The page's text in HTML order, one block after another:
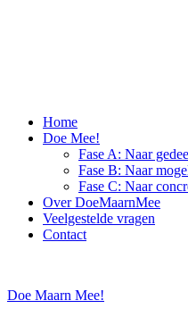
Home
Doe Mee!
Fase A: Naar
Fase B: Naar
Fase C: Naar
Over DoeMaarnMee
Veelgestelde vragen
Contact
Doe Maarn Mee!